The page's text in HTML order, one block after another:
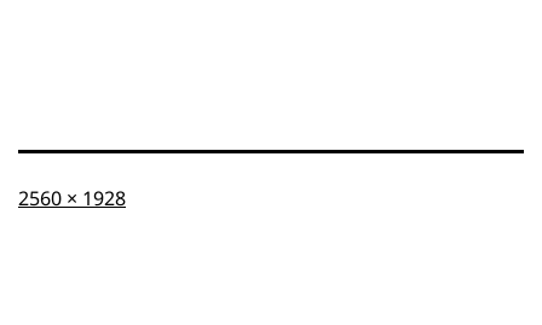
Originalgröße
2560 × 1928